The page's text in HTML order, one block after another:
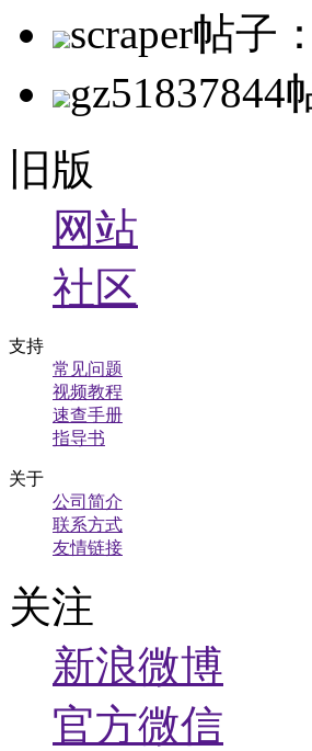
scraper帖子
gz51837844
旧版
网站
社区
支持
常见问题
视频教程
速查手册
指导书
关于
公司简介
联系方式
友情链接
关注
新浪微博
官方微信